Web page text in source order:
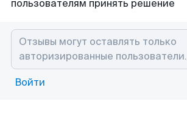
пользователям принять решение
Войти